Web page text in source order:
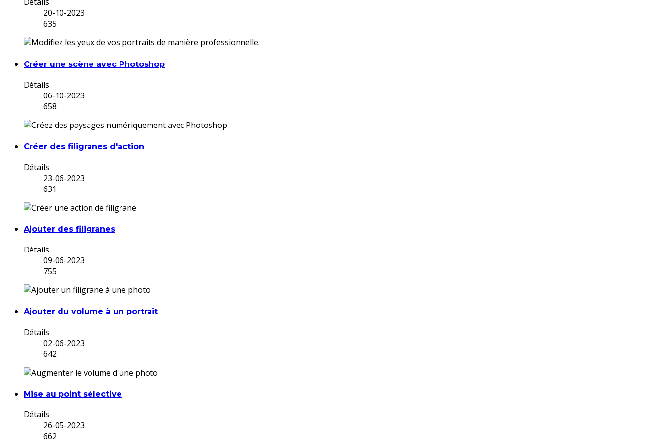
Détails
20-10-2023
635
Créer une scène avec Photoshop
Détails
06-10-2023
658
Créer des filigranes d'action
Détails
23-06-2023
631
Ajouter des filigranes
Détails
09-06-2023
755
Ajouter du volume à un portrait
Détails
02-06-2023
642
Mise au point sélective
Détails
26-05-2023
662